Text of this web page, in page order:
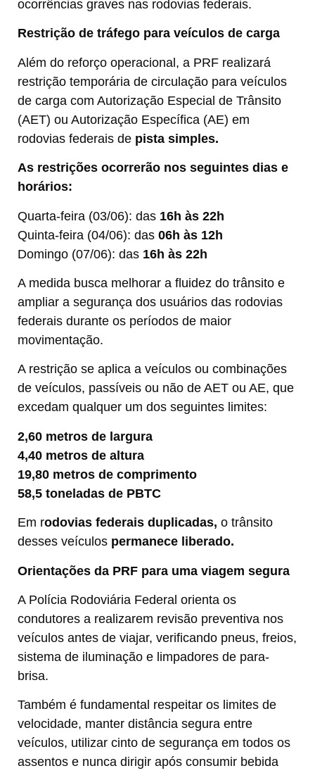
ocorrências graves nas rodovias federais.
Restrição de tráfego para veículos de carga
Além do reforço operacional, a PRF realizará
restrição temporária de circulação para veículos
de carga com Autorização Especial de Trânsito
(AET) ou Autorização Específica (AE) em
rodovias federais de pista simples.
As restrições ocorrerão nos seguintes dias e
horários:
Quarta-feira (03/06): das 16h às 22h
Quinta-feira (04/06): das 06h às 12h
Domingo (07/06): das 16h às 22h
A medida busca melhorar a fluidez do trânsito e
ampliar a segurança dos usuários das rodovias
federais durante os períodos de maior
movimentação.
A restrição se aplica a veículos ou combinações
de veículos, passíveis ou não de AET ou AE, que
excedam qualquer um dos seguintes limites:
2,60 metros de largura
4,40 metros de altura
19,80 metros de comprimento
58,5 toneladas de PBTC
Em rodovias federais duplicadas, o trânsito
desses veículos permanece liberado.
Orientações da PRF para uma viagem segura
A Polícia Rodoviária Federal orienta os
condutores a realizarem revisão preventiva nos
veículos antes de viajar, verificando pneus, freios,
sistema de iluminação e limpadores de para-
brisa.
Também é fundamental respeitar os limites de
velocidade, manter distância segura entre
veículos, utilizar cinto de segurança em todos os
assentos e nunca dirigir após consumir bebida